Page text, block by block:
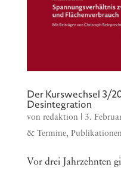
Der Kurswechsel 3/
Desintegration
von redaktion | 3.
& Termine, Publikationen
Vor drei Jahrzehnten